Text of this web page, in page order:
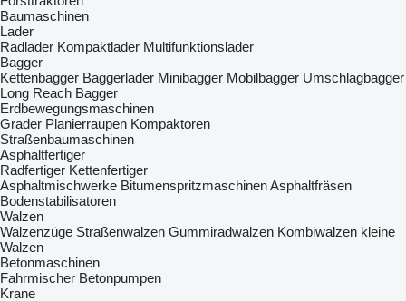
Baumaschinen
Lader
Radlader Kompaktlader Multifunktionslader
Bagger
Kettenbagger Baggerlader Minibagger Mobilbagger Umschlagbagger
Long Reach Bagger
Erdbewegungsmaschinen
Grader Planierraupen Kompaktoren
Straßenbaumaschinen
Asphaltfertiger
Radfertiger Kettenfertiger
Asphaltmischwerke BitumenspritzmaschinenAsphaltfräsen
Bodenstabilisatoren
Walzen
Walzenzüge Straßenwalzen Gummiradwalzen Kombiwalzen kleine
Walzen
Betonmaschinen
Fahrmischer Betonpumpen
Krane